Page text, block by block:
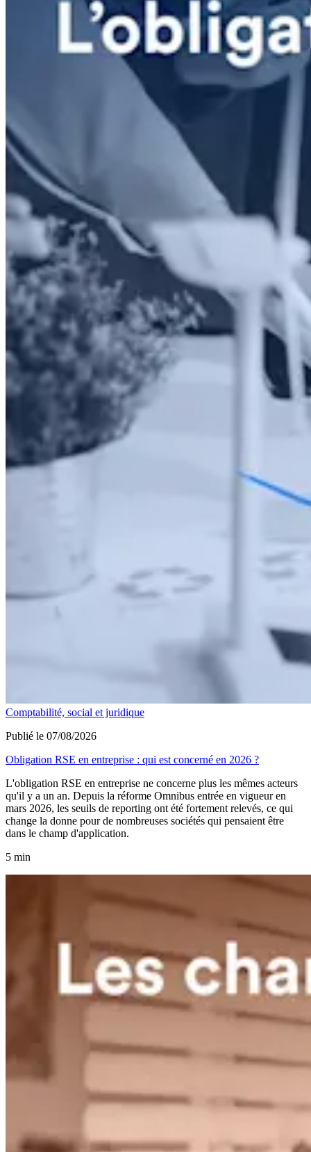
Comptabilité, social et juridique
Publié le 07/08/2026
Obligation RSE en entreprise : qui est concerné en 2026 ?
L'obligation RSE en entreprise ne concerne plus les mêmes acteurs
qu'il y a un an. Depuis la réforme Omnibus entrée en vigueur en
mars 2026, les seuils de reporting ont été fortement relevés, ce qui
change la donne pour de nombreuses sociétés qui pensaient être
dans le champ d'application.
5 min